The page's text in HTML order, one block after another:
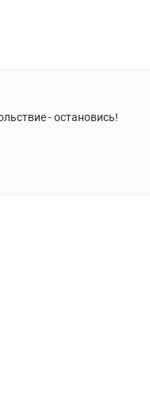
- остановись!